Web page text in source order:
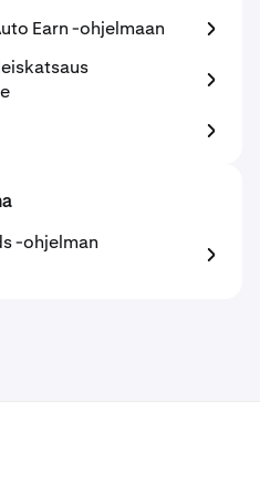
Earn -ohjelmaan
-ohjelman